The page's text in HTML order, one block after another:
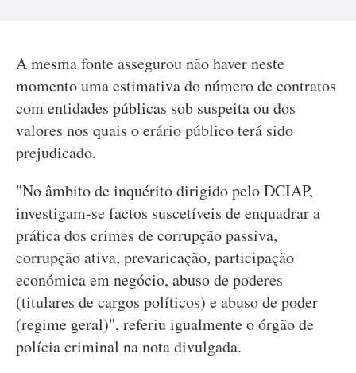
A mesma fonte assegurou não haver neste
momento uma estimativa do número de contratos
com entidades públicas sob suspeita ou dos
valores nos quais o erário público terá sido
prejudicado.
"No âmbito de inquérito dirigido pelo DCIAP,
investigam-se factos suscetíveis de enquadrar a
prática dos crimes de corrupção passiva,
corrupção ativa, prevaricação, participação
económica em negócio, abuso de poderes
(titulares de cargos políticos) e abuso de poder
(regime geral)", referiu igualmente o órgão de
polícia criminal na nota divulgada.